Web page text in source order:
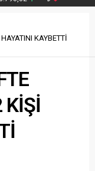
KAYBETTİ
KİŞİ